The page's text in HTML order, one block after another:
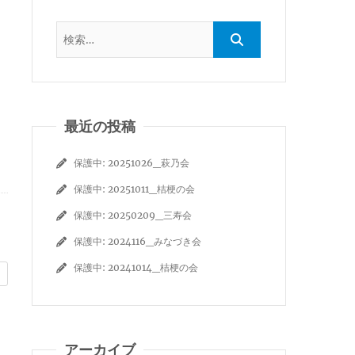
最近の投稿
保護中: 20251026_萩乃会
保護中: 20251011_桔梗の会
保護中: 20250209_三寿会
保護中: 2024116_みなづき会
保護中: 20241014_桔梗の会
アーカイブ